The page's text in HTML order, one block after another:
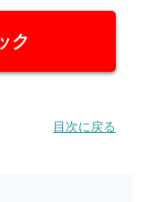
ク
目次に戻る